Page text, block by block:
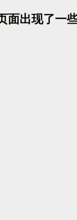
面出现了一